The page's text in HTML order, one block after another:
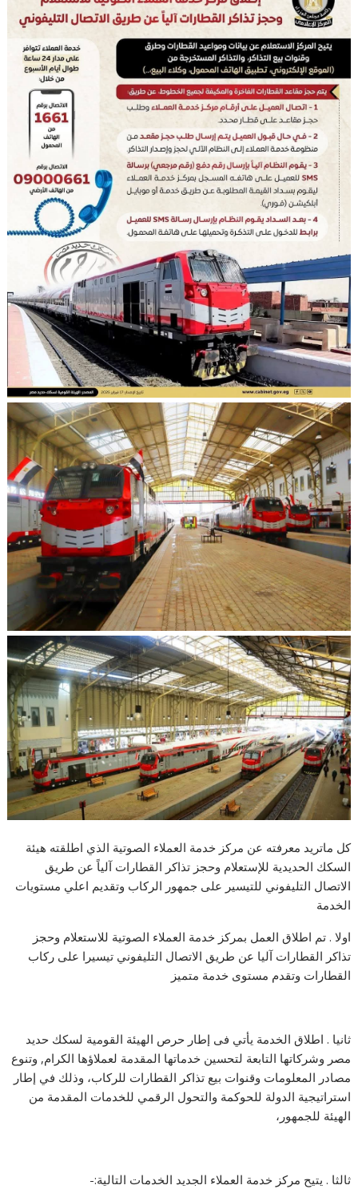
كل ماتريد معرفته عن مركز خدمة العملاء الصوتية الذي اطلقته هيئة
السكك الحديدية للإستعلام وحجز تذاكر القطارات آلياً عن طريق
الاتصال التليفوني للتيسير على جمهور الركاب وتقديم اعلي مستويات
الخدمة
اولا . تم اطلاق العمل بمركز خدمة العملاء الصوتية للاستعلام وحجز
تذاكر القطارات آليا عن طريق الاتصال التليفوني تيسيرا على ركاب
القطارات وتقدم مستوى خدمة متميز
ثانيا . اطلاق الخدمة يأتي فى إطار حرص الهيئة القومية لسكك حديد
مصر وشركاتها التابعة لتحسين خدماتها المقدمة لعملاؤها الكرام, وتنوع
مصادر المعلومات وقنوات بيع تذاكر القطارات للركاب، وذلك في إطار
استراتيجية الدولة للحوكمة والتحول الرقمي للخدمات المقدمة من
الهيئة للجمهور،
ثالثا . يتيح مركز خدمة العملاء الجديد الخدمات التالية:-